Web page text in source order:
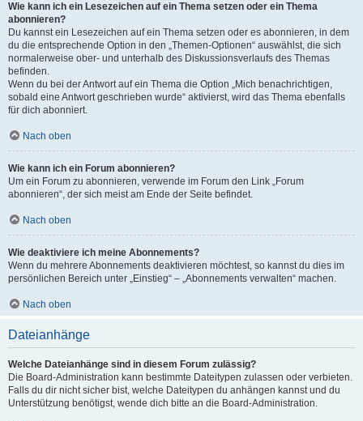
Wie kann ich ein Lesezeichen auf ein Thema setzen oder ein Thema
abonnieren?
Du kannst ein Lesezeichen auf ein Thema setzen oder es abonnieren, in dem
du die entsprechende Option in den „Themen-Optionen“ auswählst, die sich
normalerweise ober- und unterhalb des Diskussionsverlaufs des Themas
befinden.
Wenn du bei der Antwort auf ein Thema die Option „Mich benachrichtigen,
sobald eine Antwort geschrieben wurde“ aktivierst, wird das Thema ebenfalls
für dich abonniert.
Nach oben
Wie kann ich ein Forum abonnieren?
Um ein Forum zu abonnieren, verwende im Forum den Link „Forum
abonnieren“, der sich meist am Ende der Seite befindet.
Nach oben
Wie deaktiviere ich meine Abonnements?
Wenn du mehrere Abonnements deaktivieren möchtest, so kannst du dies im
persönlichen Bereich unter „Einstieg“ – „Abonnements verwalten“ machen.
Nach oben
Dateianhänge
Welche Dateianhänge sind in diesem Forum zulässig?
Die Board-Administration kann bestimmte Dateitypen zulassen oder verbieten.
Falls du dir nicht sicher bist, welche Dateitypen du anhängen kannst und du
Unterstützung benötigst, wende dich bitte an die Board-Administration.